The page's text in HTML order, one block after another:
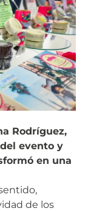
Rodríguez,
evento y
en una
de los